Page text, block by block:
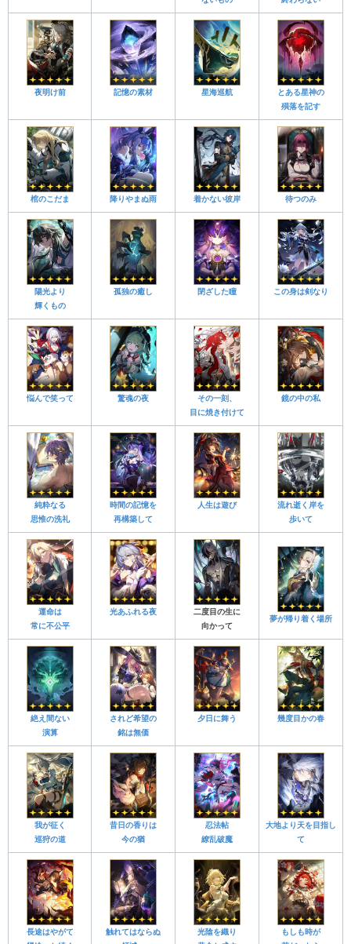
夜明け前 記憶の素材 星海巡航
とある星神の
殞落を記す
棺のこだま 降りやまぬ雨 着かない彼岸 待つのみ
陽光より
輝くもの
孤独の癒し 閉ざした瞳 この身は剣なり
悩んで笑って 驚魂の夜
その一刻、
目に焼き付けて
鏡の中の私
純粋なる
思惟の洗礼
時間の記憶を
再構築して
人生は遊び
流れ逝く岸を
歩いて
運命は
常に不公平
光あふれる夜
二度目の生に
向かって
夢が帰り着く場所
絶え間ない
演算
されど希望の
銘は無価
夕日に舞う 幾度目かの春
我が征く
巡狩の道
昔日の香りは
今の猶
忍法帖
繚乱破魔
大地より天を目指し
て
長途はやがて
触れてはならぬ
光陰を織り
もしも時が